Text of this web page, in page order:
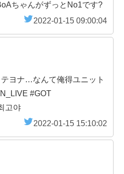
ちゃんがずっとNo1です?
2022-01-15 09:00:04
ヨナ…なんて俺得ユニット
#GOT
고야
2022-01-15 15:10:02